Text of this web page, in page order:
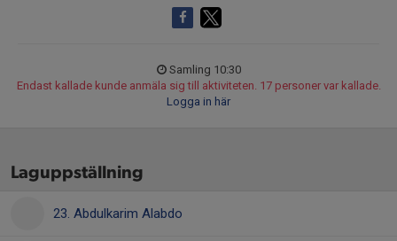
Samling 10:30
Endast kallade kunde anmäla sig till aktiviteten. 17 personer var kallade.
Logga in här
Laguppställning
23. Abdulkarim Alabdo